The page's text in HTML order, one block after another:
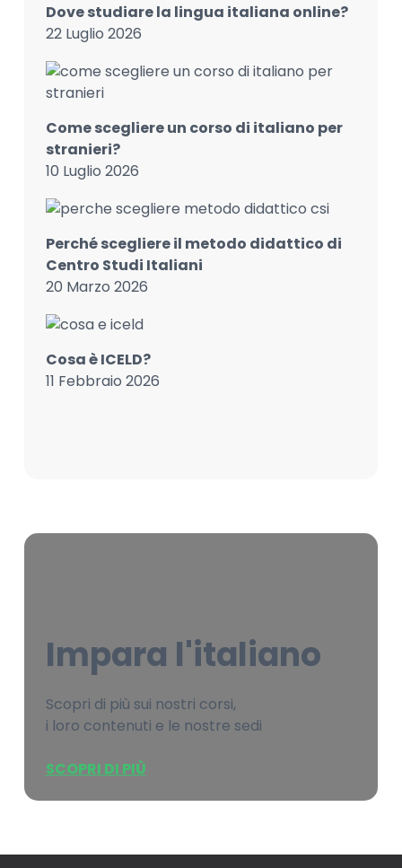
Dove studiare la lingua italiana online?
22 Luglio 2026
Come scegliere un corso di italiano per
stranieri?
10 Luglio 2026
Perché scegliere il metodo didattico di
Centro Studi Italiani
20 Marzo 2026
Cosa è ICELD?
11 Febbraio 2026
Impara l'italiano
Scopri di più sui nostri corsi,
i loro contenuti e le nostre sedi
SCOPRI DI PIÙ